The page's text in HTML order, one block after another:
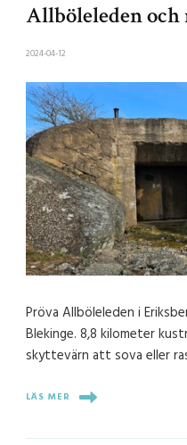
Allböleleden
2024-04-12
Pröva Allböleleden i
Blekinge. 8,8 kilometer
skyttevärn att sova eller
LÄS MER